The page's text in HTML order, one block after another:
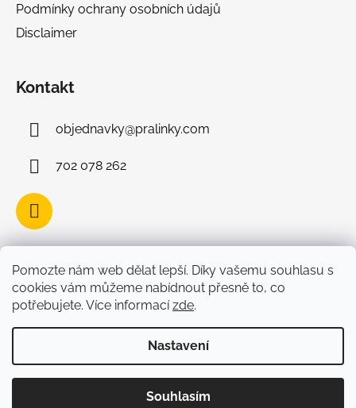
Pomozte nám web dělat lepší. Díky vašemu souhlasu s
cookies vám můžeme nabídnout přesně to, co
potřebujete. Více informacízde.
Nastavení
Souhlasím
Podmínky ochrany osobních údajů
Disclaimer
Kontakt
objednavky@pralinky.com
702 078 262
Facebook
Vytvořil Shoptet
Copyright 2026Belgické čokoládové pralinky
. Všechna práva vyhrazena.